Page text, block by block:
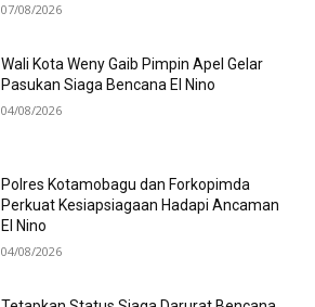
07/08/2026
Wali Kota Weny Gaib Pimpin Apel Gelar
Pasukan Siaga Bencana El Nino
04/08/2026
Polres Kotamobagu dan Forkopimda
Perkuat Kesiapsiagaan Hadapi Ancaman
El Nino
04/08/2026